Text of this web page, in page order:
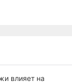
влияет на